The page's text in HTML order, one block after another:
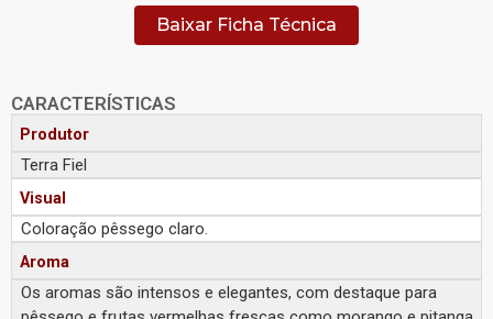
Baixar Ficha Técnica
CARACTERÍSTICAS
Produtor
Terra Fiel
Visual
Coloração pêssego claro.
Aroma
Os aromas são intensos e elegantes, com destaque para